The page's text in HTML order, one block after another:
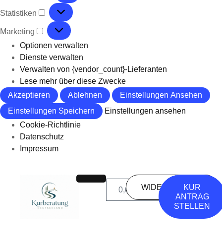
Statistiken
Marketing
Optionen verwalten
Dienste verwalten
Verwalten von {vendor_count}-Lieferanten
Lese mehr über diese Zwecke
Akzeptieren
Ablehnen
Einstellungen Ansehen
Einstellungen Speichern
Einstellungen ansehen
Cookie-Richtlinie
Datenschutz
Impressum
0,00 0
WIDERSPRUCH
KUR
ANTRAG
STELLEN